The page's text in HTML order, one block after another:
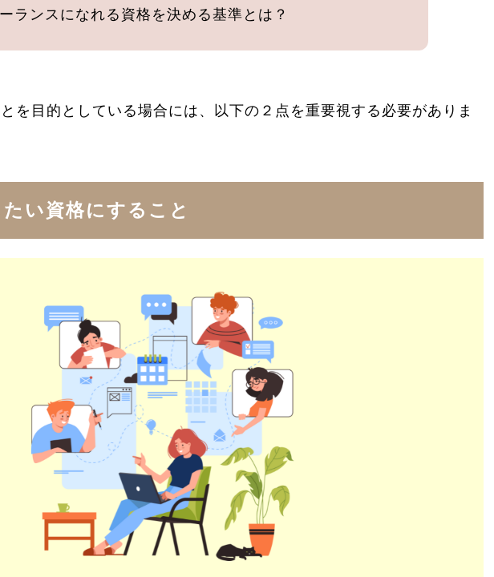
ランスになれる資格を決める基準とは？
を目的としている場合には、以下の２点を重要視する必要がありま
い資格にすること